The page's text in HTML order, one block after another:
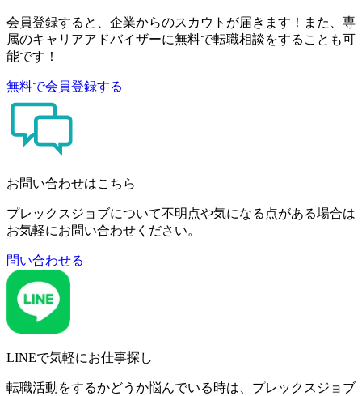
会員登録すると、企業からのスカウトが届きます！また、専
属のキャリアアドバイザーに無料で転職相談をすることも可
能です！
無料で会員登録する
お問い合わせはこちら
プレックスジョブについて不明点や気になる点がある場合は
お気軽にお問い合わせください。
問い合わせる
LINEで気軽にお仕事探し
転職活動をするかどうか悩んでいる時は、プレックスジョブ